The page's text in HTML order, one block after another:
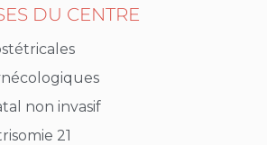
DU CENTRE
non invasif
21